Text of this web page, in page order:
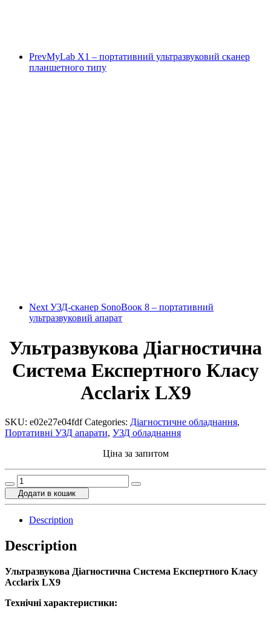
PrevMyLab X1 – портативний ультразвуковий сканер
планшетного типу
Next УЗД-сканер SonoВоок 8 – портативний
ультразвуковий апарат
Ультразвукова Діагностична
Система Експертного Класу
Acclarix LX9
SKU: e02e27e04fdfCategories: Діагностичне обладнання,
Портативні УЗД апарати, УЗД обладнання
Ціна за запитом
Ультразвукова
Діагностична
Система
Класу
LX9
quantity
Додати в кошик
Description
Description
Ультразвукова Діагностична Система Експертного Класу
Acclarix LX9
Технічні характеристики: